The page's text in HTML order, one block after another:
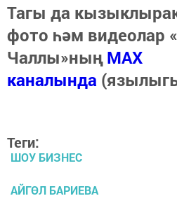
Тагы да
фото һәм видеолар
Чаллы»ныңMAX
каналында
Теги:
ШОУ БИЗНЕС
АЙГӨЛ БАРИЕВА